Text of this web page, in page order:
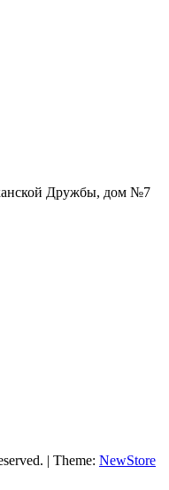
Дружбы, дом №7
| Theme: NewStore